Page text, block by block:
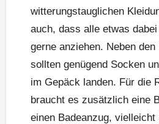
witterungstauglichen
auch, dass alle etwas
gerne anziehen. Neben
sollten genügend Socken
im Gepäck landen. Für die
braucht es zusätzlich eine
einen Badeanzug, vielleicht